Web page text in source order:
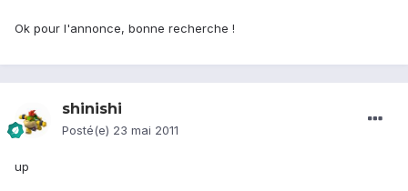
Ok pour l'annonce, bonne recherche !
shinishi
Posté(e) 23 mai 2011
up